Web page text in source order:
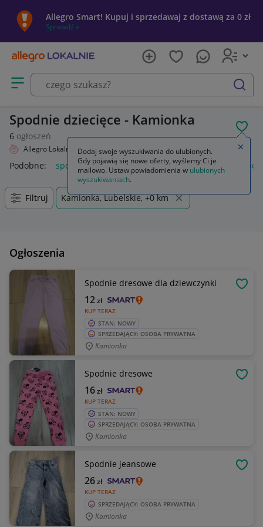
Allegro Smart! Kupuj i sprzedawaj z dostawą za 0 zł
Sprawdź »
Otwórz menu z kategoriami
szukaj
Spodnie dziecięce - Kamionka
6 ogłoszeń
Allegro Lokalnie Dziecko Odzież Spodnie
Podobne: spodnie spodnie robocze spodnie męskie
Filtruj Kamionka, Lubelskie, +0 km
Ogłoszenia
Spodnie dresowe dla dziewczynki
KUP TERAZ
12zł
STAN: NOWY
SPRZEDAJĄCY: OSOBA PRYWATNA
Kamionka
Spodnie dresowe
KUP TERAZ
16zł
STAN: NOWY
SPRZEDAJĄCY: OSOBA PRYWATNA
Kamionka
Spodnie jeansowe
KUP TERAZ
26zł
SPRZEDAJĄCY: OSOBA PRYWATNA
Kamionka
Dodaj swoje wyszukiwania do ulubionych.
Gdy pojawią się nowe oferty, wyślemy Ci je
mailowo. Ustaw powiadomienia w ulubionych
wyszukiwaniach.